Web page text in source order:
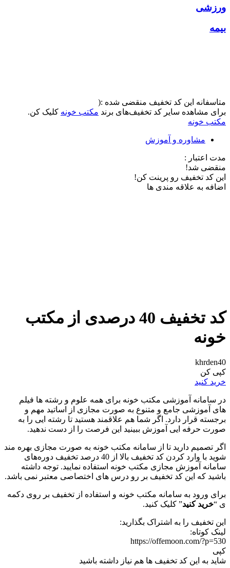
ورزشی
بیمه
متاسفانه این کد تخفیف منقضی شده :(
برای مشاهده سایر کد تخفیف‌های برند مکتب خونه کلیک کن.
مکتب خونه
مشاوره و آموزش
مدت اعتبار :
منقضی شد!
این کد تخفیف رو پرینت کن!
اضافه به علاقه مندی ها
کد تخفیف 40 درصدی از مکتب
خونه
khrden40
کپی کن
خرید کنید
در سامانه آموزشی مکتب خونه برای همه علوم و رشته ها فیلم
های آموزشی جامع و متنوع به صورت مجازی از اساتید مهم و
برجسته قرار دارد. اگر شما هم علاقمند هستید تا رشته ایی را به
صورت حرفه ایی آموزش ببینید این فرصت را از دست ندهید.
اگر تصمیم دارید تا از سامانه مکتب خونه به صورت مجازی بهره مند
شوید با وارد کردن کد تخفیف بالا از 40 درصد تخفیف دوره‌های
سامانه آموزش مجازی مکتب خونه استفاده نمایید. توجه داشته
باشید که این کد تخفیف بر رو درس های اختصاصی معتبر نمی باشد.
برای ورود به سامانه مکتب خونه و استفاده از تخفیف بر روی دکمه
ی “خرید کنید” کلیک کنید.
این تخفیف را به اشتراک بگذارید:
لینک کوتاه:
https://offemoon.com/?p=530
کپی
شاید به این کد تخفیف ها هم نیاز داشته باشید